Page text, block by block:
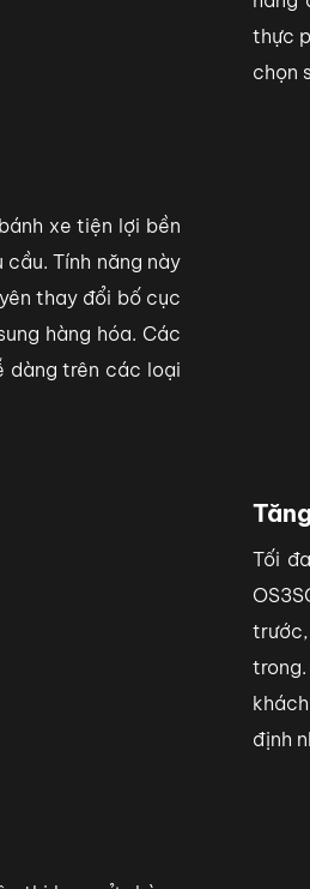
thực
chọn
xe tiện lợi bền
Tính năng này
thay đổi bố cục
hàng hóa. Các
dàng trên các loại
Tối
định